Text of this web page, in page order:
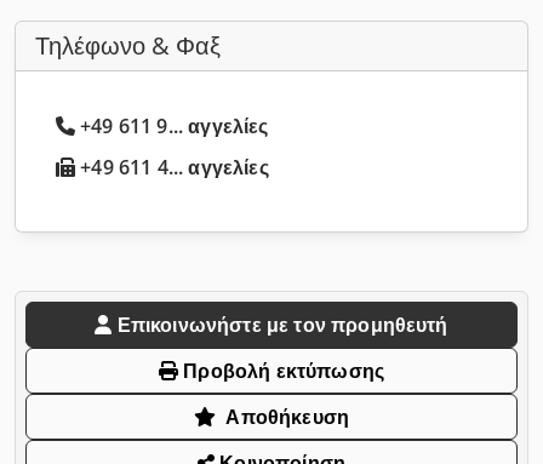
Τηλέφωνο & Φαξ
+49 611 9... αγγελίες
+49 611 4... αγγελίες
Επικοινωνήστε με τον προμηθευτή
Προβολή εκτύπωσης
Αποθήκευση